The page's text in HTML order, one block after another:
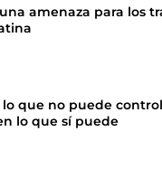
amenaza para los
que no puede
lo que sí puede